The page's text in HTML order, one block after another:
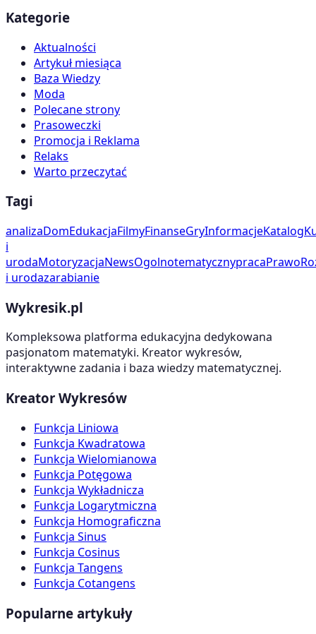
Kategorie
Aktualności
Artykuł miesiąca
Baza Wiedzy
Moda
Polecane strony
Prasoweczki
Promocja i Reklama
Relaks
Warto przeczytać
Tagi
analizaDomEdukacjaFilmyFinanseGryInformacjeKatalog
i
urodaMotoryzacjaNewsOgolnotematycznypracaPrawo
i urodazarabianie
Wykresik.pl
Kompleksowa platforma edukacyjna dedykowana
pasjonatom matematyki. Kreator wykresów,
interaktywne zadania i baza wiedzy matematycznej.
Kreator Wykresów
Funkcja Liniowa
Funkcja Kwadratowa
Funkcja Wielomianowa
Funkcja Potęgowa
Funkcja Wykładnicza
Funkcja Logarytmiczna
Funkcja Homograficzna
Funkcja Sinus
Funkcja Cosinus
Funkcja Tangens
Funkcja Cotangens
Popularne artykuły